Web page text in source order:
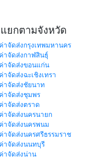
ยกตามจังหวัด
ค่าจัดส่งกรุงเทพมหานคร
ค่าจัดส่งกาฬสินธุ์
ค่าจัดส่งขอนแก่น
ค่าจัดส่งฉะเชิงเทรา
ค่าจัดส่งชัยนาท
ค่าจัดส่งชุมพร
ค่าจัดส่งตราด
ค่าจัดส่งนครนายก
ค่าจัดส่งนครพนม
ค่าจัดส่งนครศรีธรรมราช
ค่าจัดส่งนนทบุรี
ค่าจัดส่งน่าน